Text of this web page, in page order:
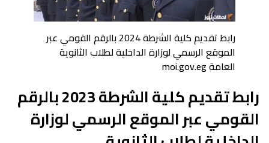
رابط تقديم كلية الشرطة 2024 بالرقم القومي عبر
الموقع الرسمي لوزارة الداخلية لطلاب الثانوية
العامة moi.gov.eg
رابط تقديم كلية الشرطة 2023 بالرقم
القومي عبر الموقع الرسمي لوزارة